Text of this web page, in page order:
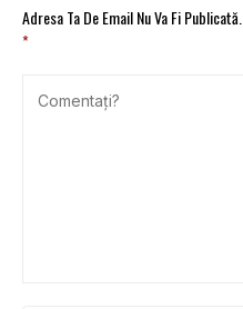
Adresa Ta De Email Nu Va Fi Publicată.
*